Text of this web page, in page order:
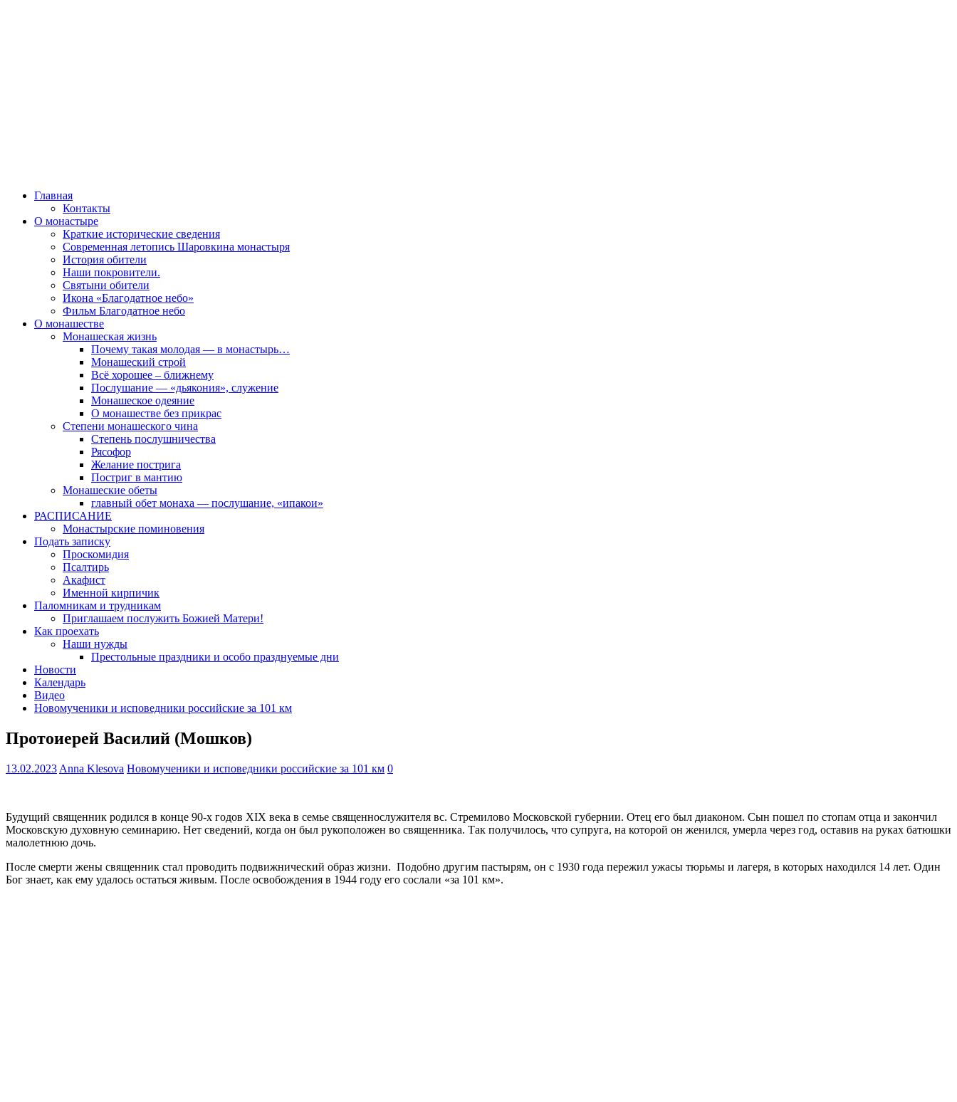
Главная
Контакты
О монастыре
Краткие исторические сведения
Современная летопись Шаровкина монастыря
История обители
Наши покровители.
Святыни обители
Икона «Благодатное небо»
Фильм Благодатное небо
О монашестве
Монашеская жизнь
Почему такая молодая — в монастырь…
Монашеский строй
Всё хорошее – ближнему
Послушание — «дьякония», служение
Монашеское одеяние
О монашестве без прикрас
Степени монашеского чина
Степень послушничества
Рясофор
Желание пострига
Постриг в мантию
Монашеские обеты
главный обет монаха — послушание, «ипакои»
РАСПИСАНИЕ
Монастырские поминовения
Подать записку
Проскомидия
Псалтирь
Акафист
Именной кирпичик
Паломникам и трудникам
Приглашаем послужить Божией Матери!
Как проехать
Наши нужды
Престольные праздники и особо празднуемые дни
Новости
Календарь
Видео
Новомученики и исповедники российские за 101 км
Протоиерей Василий (Мошков)
13.02.2023 Anna Klesova Новомученики и исповедники российские за 101 км 0
Будущий священник родился в конце 90-х годов XIX века в семье священнослужителя вс. Стремилово Московской губернии. Отец его был диаконом. Сын пошел по стопам отца и закончил
Московскую духовную семинарию. Нет сведений, когда он был рукоположен во священника. Так получилось, что супруга, на которой он женился, умерла через год, оставив на руках батюшки
малолетнюю дочь.
После смерти жены священник стал проводить подвижнический образ жизни. Подобно другим пастырям, он с 1930 года пережил ужасы тюрьмы и лагеря, в которых находился 14 лет. Один
Бог знает, как ему удалось остаться живым. После освобождения в 1944 году его сослали «за 101 км».